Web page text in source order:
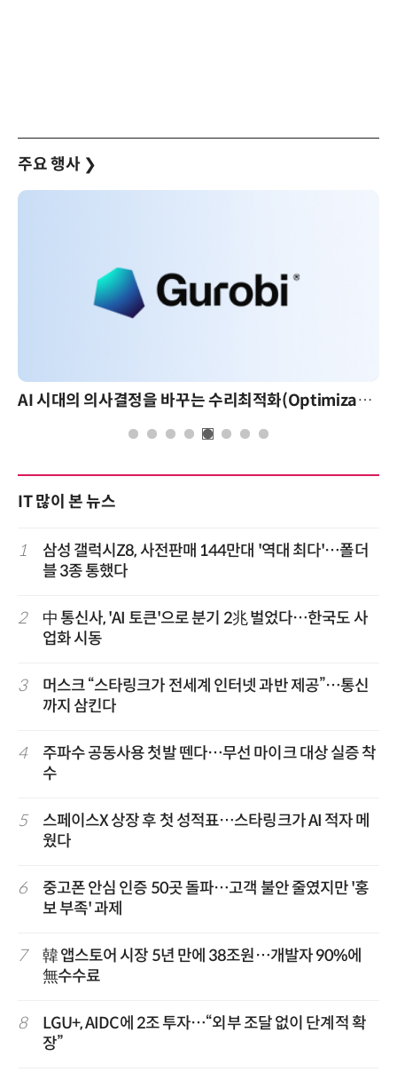
주요 행사 ❯
AI 시대의 의사결정을 바꾸는 수리최적화(Optimization): 실제 산업 적용 사례와 활용 전략
IT 많이 본 뉴스
1
삼성 갤럭시Z8, 사전판매 144만대 '역대 최다'…폴더
블 3종 통했다
2
中 통신사, 'AI 토큰'으로 분기 2兆 벌었다…한국도 사
업화 시동
3
머스크 “스타링크가 전세계 인터넷 과반 제공”…통신
까지 삼킨다
4
주파수 공동사용 첫발 뗀다…무선 마이크 대상 실증 착
수
5
스페이스X 상장 후 첫 성적표…스타링크가 AI 적자 메
웠다
6
중고폰 안심 인증 50곳 돌파…고객 불안 줄였지만 '홍
보 부족' 과제
7
韓 앱스토어 시장 5년 만에 38조원…개발자 90%에
無수수료
8
LGU+, AIDC에 2조 투자…“외부 조달 없이 단계적 확
장”